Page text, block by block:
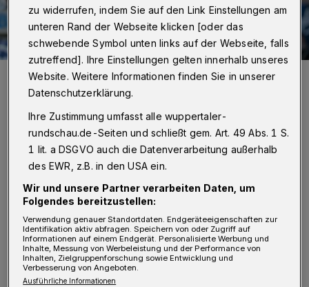
David Schmidt (li.) und Sebastian Hinze.
Foto: Dirk Freund
A Fabian Gutbrod und Spielmacher Linus
Arnesson, die ausfielen. Die Hypothek, gleich
sieben Akteure im Nachholspiel gegen die HSG
Wetzlar ersetzen zu müssen, war für den
Handball-Bundesligisten Bergischer HC
zu widerrufen, indem Sie auf den Link Einstellungen am
unteren Rand der Webseite klicken [oder das
schwebende Symbol unten links auf der Webseite, falls
zutreffend]. Ihre Einstellungen gelten innerhalb unseres
Website. Weitere Informationen finden Sie in unserer
Datenschutzerklärung.
Ihre Zustimmung umfasst alle wuppertaler-
rundschau.de-Seiten und schließt gem. Art. 49 Abs. 1 S.
1 lit. a DSGVO auch die Datenverarbeitung außerhalb
des EWR, z.B. in den USA ein.
Wir und unsere Partner verarbeiten Daten, um
Folgendes bereitzustellen:
Verwendung genauer Standortdaten. Endgeräteeigenschaften zur
Identifikation aktiv abfragen. Speichern von oder Zugriff auf
Informationen auf einem Endgerät. Personalisierte Werbung und
Inhalte, Messung von Werbeleistung und der Performance von
Inhalten, Zielgruppenforschung sowie Entwicklung und
Verbesserung von Angeboten.
Ausführliche Informationen